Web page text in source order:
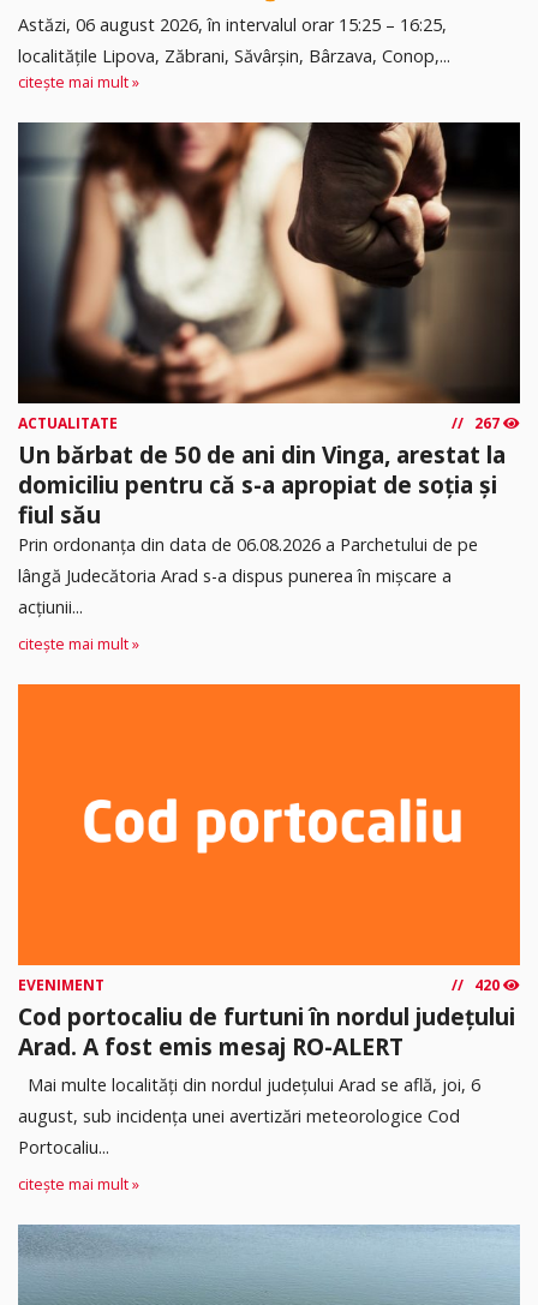
Astăzi, 06 august 2026, în intervalul orar 15:25 – 16:25,
localitățile Lipova, Zăbrani, Săvârșin, Bârzava, Conop,...
citește mai mult »
ACTUALITATE 267
Un bărbat de 50 de ani din Vinga, arestat la
domiciliu pentru că s-a apropiat de soția și
fiul său
Prin ordonanța din data de 06.08.2026 a Parchetului de pe
lângă Judecătoria Arad s-a dispus punerea în mişcare a
acţiunii...
citește mai mult »
EVENIMENT 420
Cod portocaliu de furtuni în nordul județului
Arad. A fost emis mesaj RO-ALERT
Mai multe localități din nordul județului Arad se află, joi, 6
august, sub incidența unei avertizări meteorologice Cod
Portocaliu...
citește mai mult »